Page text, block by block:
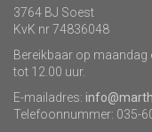
3764 BJ Soest
KvK nr 74836048
Bereikbaar op
tot 12.00 uur.
E-mailadres:
Telefoonnummer: 035-